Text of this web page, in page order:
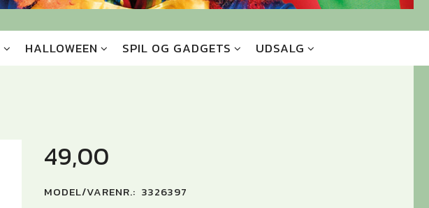
HALLOWEEN SPIL OG GADGETS UDSALG
49,00
MODEL/VARENR.: 3326397